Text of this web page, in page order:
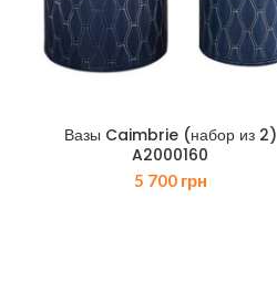
Вазы Caimbrie (набор из 2)
A2000160
5 700 грн